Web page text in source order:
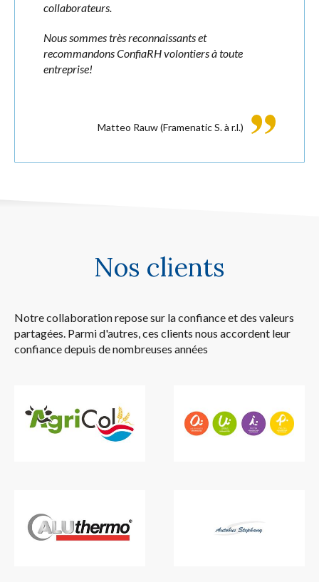
collaborateurs.
Nous sommes très reconnaissants et
recommandons ConfiaRH volontiers à toute
entreprise!
Matteo Rauw(Framenatic S. à r.l.)
Nos clients
Notre collaboration repose sur la confiance et des valeurs
partagées. Parmi d'autres, ces clients nous accordent leur
confiance depuis de nombreuses années